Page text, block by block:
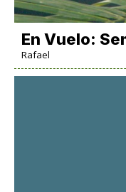
En Vuelo:
Rafael